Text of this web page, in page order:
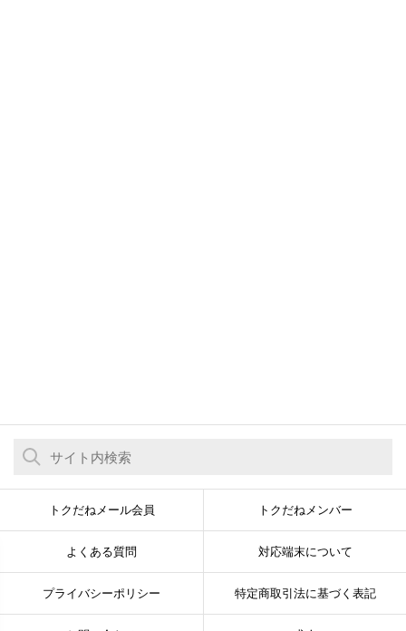
トクだねメール会員 トクだねメンバー
よくある質問 対応端末について
プライバシーポリシー 特定商取引法に基づく表記